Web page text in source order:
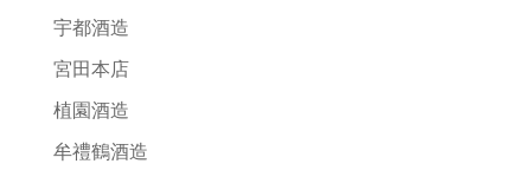
宇都酒造
宮田本店
植園酒造
牟禮鶴酒造